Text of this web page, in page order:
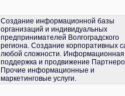
Создание информационной базы
организаций и индивидуальных
предпринимателей Волгоградского
региона. Создание корпоративных
любой сложности. Информационная
поддержка и продвижение
Прочие информационные и
маркетинговые услуги.